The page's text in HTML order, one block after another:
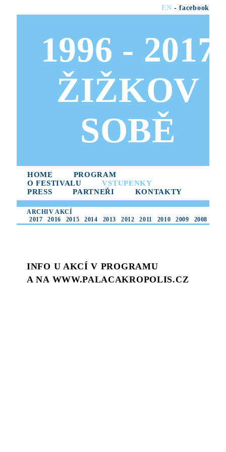
EN -facebook
1996 - 2017
ŽIŽKOV
SOBĚ
HOME
PROGRAM
O FESTIVALU
VSTUPENKY
PRESS
PARTNEŘI KONTAKTY
ARCHIV AKCÍ
2017
2016 2015 2014 2013 2012 2011 2010 2009 2008
INFO U AKCÍ V PROGRAMU
A NA WWW.PALACAKROPOLIS.CZ